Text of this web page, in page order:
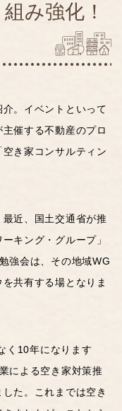
み強化！
。イベントといって
催する不動産のプロ
き家コンサルティン
近、国土交通省が推
キング・グループ」
強会は、その地域WG
共有する場となりま
く10年になります
による空き家対策推
た。これまでは空き